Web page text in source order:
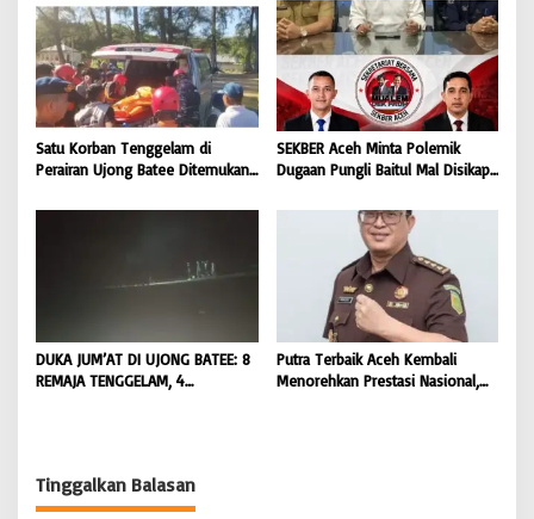
BONGKAR’Perkara.com
Penyebaran Hoaks | BONGKAR
‘Perkara.com
Satu Korban Tenggelam di
Perairan Ujong Batee Ditemukan,
Pencarian Satu Korban Lain |
SEKBER Aceh Minta Polemik
Dugaan Pungli Baitul Mal Disikapi
Hukum terhadap Oknum |
BONGKAR ‘Perkara.com
DUKA JUM’AT DI UJONG BATEE: 8
REMAJA TENGGELAM, 4
Putra Terbaik Aceh Kembali
Menorehkan Prestasi Nasional,
Tinggalkan Balasan